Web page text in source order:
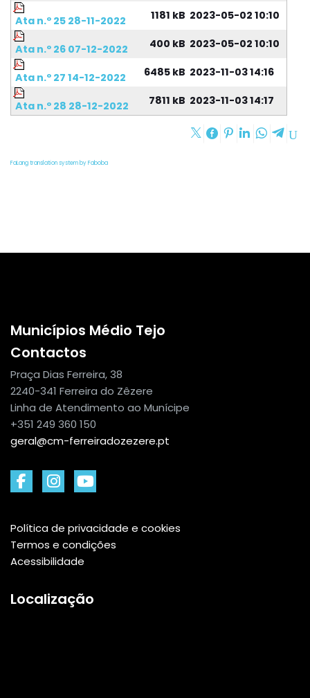
Ata n.º 25 28-11-2022 1181 kB 2023-05-02 10:10
Ata n.º 26 07-12-2022 400 kB 2023-05-02 10:10
Ata n.º 27 14-12-2022 6485 kB 2023-11-03 14:16
Ata n.º 28 28-12-2022 7811 kB 2023-11-03 14:17
FaLang translation system by Faboba
Municípios Médio Tejo
Contactos
Praça Dias Ferreira, 38
2240-341 Ferreira do Zêzere
Linha de Atendimento ao Munícipe
+351 249 360 150
geral@cm-ferreiradozezere.pt
Política de privacidade e cookies
Termos e condições
Acessibilidade
Localização